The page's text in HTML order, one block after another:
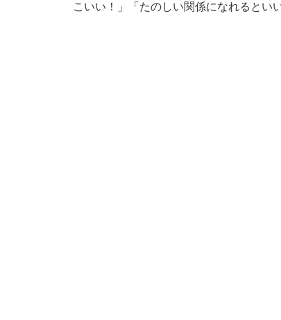
こいい！」「たのしい関係になれるとい